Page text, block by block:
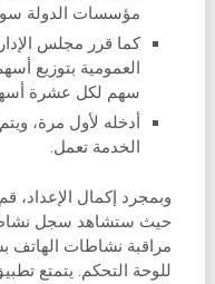
مؤسسات الدولة
كما قرر مجلس
سهم لكل عشرة
أدخله لأول مرة،
الخدمة تعمل.
وبمجرد إكمال الإعداد،
حيث ستشاهد سجل
مراقبة نشاطات